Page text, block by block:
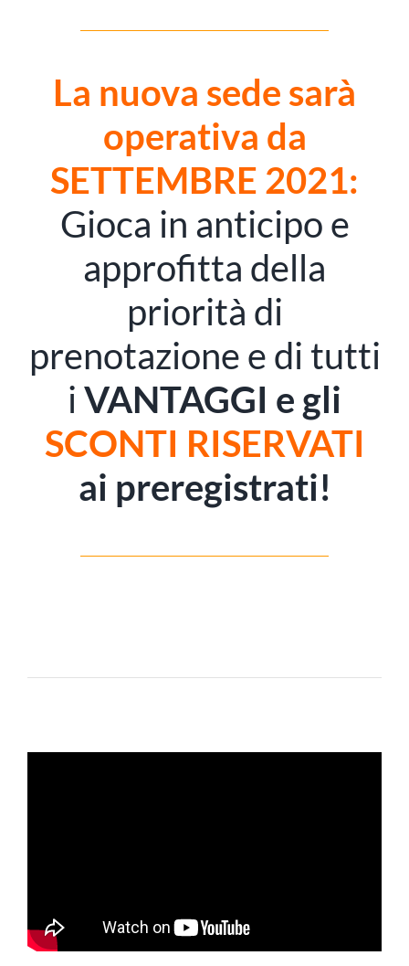
La nuova sede sarà
operativa da
SETTEMBRE 2021:
Gioca in anticipo e
approfitta della
priorità di
prenotazione e di tutti
i VANTAGGI e gli
SCONTI RISERVATI
ai preregistrati!